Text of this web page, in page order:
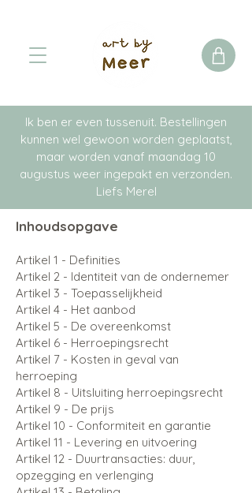
Ik ben er even tussenuit. Bestellingen
kunnen wel gewoon worden geplaatst,
maar worden vanaf maandag 10
augustus weer ingepakt en verzonden.
Liefs Merel
Inhoudsopgave
Artikel 1 - Definities
Artikel 2 - Identiteit van de ondernemer
Artikel 3 - Toepasselijkheid
Artikel 4 - Het aanbod
Artikel 5 - De overeenkomst
Artikel 6 - Herroepingsrecht
Artikel 7 - Kosten in geval van
herroeping
Artikel 8 - Uitsluiting herroepingsrecht
Artikel 9 - De prijs
Artikel 10 - Conformiteit en garantie
Artikel 11 - Levering en uitvoering
Artikel 12 - Duurtransacties: duur,
opzegging en verlenging